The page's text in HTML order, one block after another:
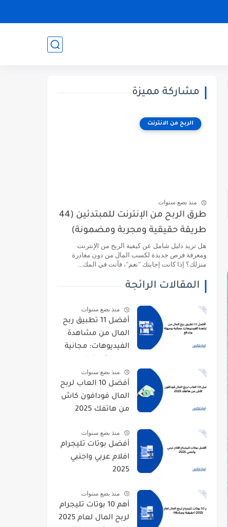
مشاركة مميزة
الربح من الانترنت
منذ بضع سنوات
طرق الربح من الإنترنت للمبتدئين (44
طريقة حقيقية ومجربة ومضمونة)
هل تريد دليل شامل عن كيفية الربح من الإنترنت
ومعرفة فرص جديدة لكسب المال من دون مغادرة
منزلك؟ إذا كانت إجابتك "نعم"، فأنت في المك...
المقالات الرائجة
منذ بضع سنوات
أفضل 11 تطبيق ربح
المال من مشاهدة
الفيديوهات: مجانية
منذ بضع سنوات
أفضل 10 العاب لربح
المال فودافون كاش
من هاتفك 2025
منذ بضع سنوات
أفضل بوتات تليجرام
افلام عربي واجنبي
2025
منذ بضع سنوات
أهم 10 بوتات تليجرام
لربح المال لعام 2025